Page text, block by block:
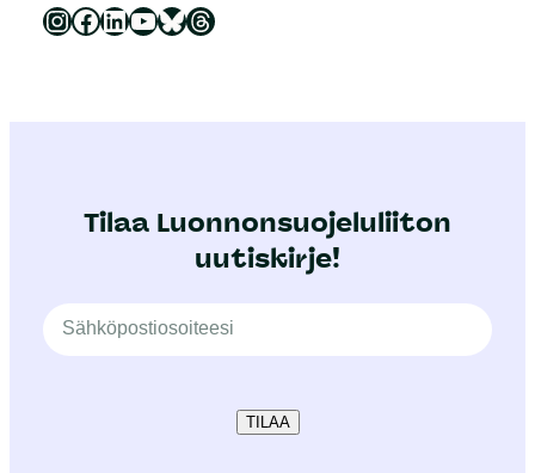
Luonnonsuojeluliitto Instagramissa Luonnonsuojeluliitto Facebookissa Luonnonsuojeluliitto LinkedInissä Luonnonsuojeluliiton YouTube-kanava Luonnonsuojeluliitto Blueskyssa Luonnonsuojeluliitto Threadsissa
Tilaa Luonnonsuojeluliiton
uutiskirje!
TILAA